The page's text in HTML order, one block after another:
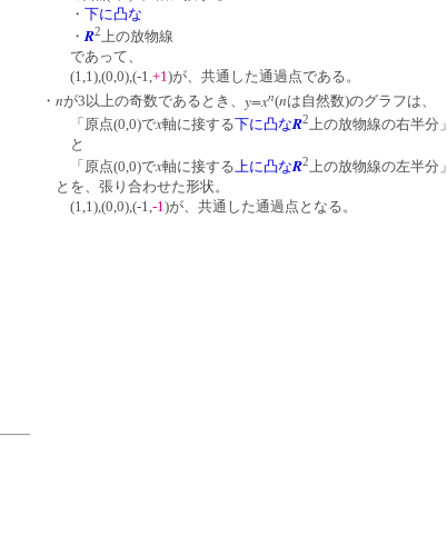
・ 下に凸な
・R2上の放物線
であって、
(1,1),(0,0),(-1,+1)が、共通した通過点である。
・ nが3以上の奇数であるとき、 y=xn(nは自然数)のグラフは、
「原点(0,0)でx軸に接する下に凸なR2上の放物線の右半分」
と
「原点(0,0)でx軸に接する上に凸なR2上の放物線の左半分」
とを、張り合わせた形状。
(1,1),(0,0),(-1,-1)が、共通した通過点となる。